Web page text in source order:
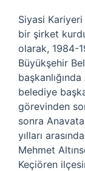
Siyasi
bir şirket
olarak, 1984-
Büyükşehir
belediye
görevinden
sonra
yılları
Mehmet
Keçiören